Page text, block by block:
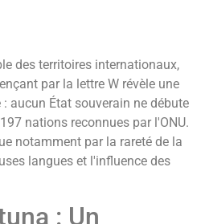
des territoires internationaux,
par la lettre W révèle une
aucun État souverain ne débute
nations reconnues par l'ONU.
notamment par la rareté de la
langues et l'influence des
: Un